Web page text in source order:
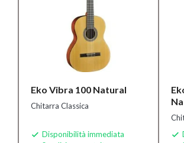
Eko Vibra 100 Natural
Chitarra Classica
 Disponibilità immediata 